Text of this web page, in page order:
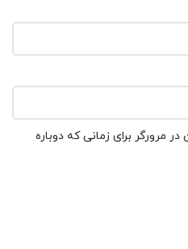
مرورگر برای زمانی که دوباره